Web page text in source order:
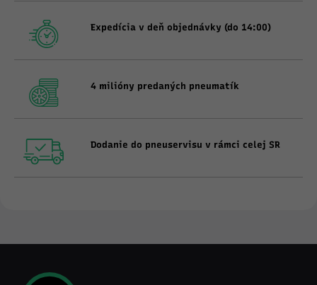
Expedícia v deň objednávky (do 14:00)
4 milióny predaných pneumatík
Dodanie do pneuservisu v rámci celej SR